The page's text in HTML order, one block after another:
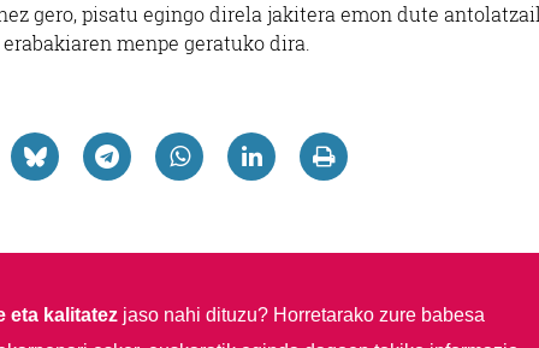
gero, pisatu egingo direla jakitera emon dute
menpe geratuko dira.
eta kalitatezjaso nahi dituzu? Horretarako zure babesa